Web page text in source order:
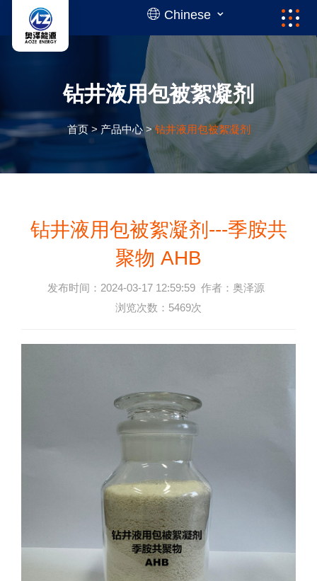
Chinese
钻井液用包被絮凝剂
首页> 产品中心>钻井液用包被絮凝剂
钻井液用包被絮凝剂---季胺共
聚物 AHB
发布时间：2024-03-17 12:59:59 作者：奥泽源
浏览次数：5469次